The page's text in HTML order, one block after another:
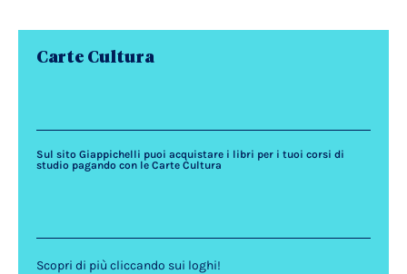
Carte Cultura
Sul sito Giappichelli puoi acquistare i libri per i tuoi corsi di
studio pagando con le Carte Cultura
Scopri di più cliccando sui loghi!